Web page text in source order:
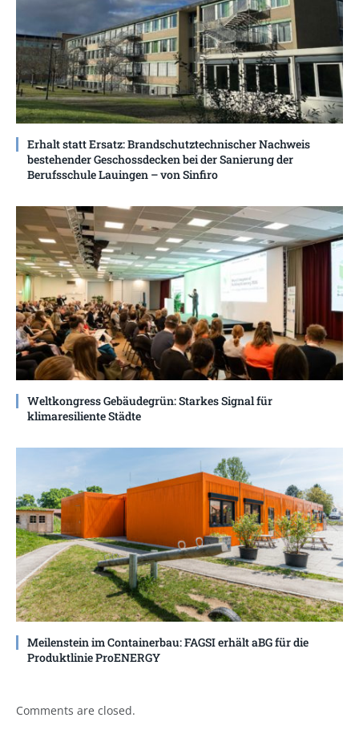
Erhalt statt Ersatz: Brandschutztechnischer Nachweis
bestehender Geschossdecken bei der Sanierung der
Berufsschule Lauingen – von Sinfiro
Weltkongress Gebäudegrün: Starkes Signal für
klimaresiliente Städte
Meilenstein im Containerbau: FAGSI erhält aBG für die
Produktlinie ProENERGY
Comments are closed.